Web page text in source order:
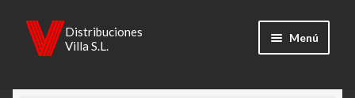
Ir
navegación
Ir
Distribuciones
Villa S.L.
Menú